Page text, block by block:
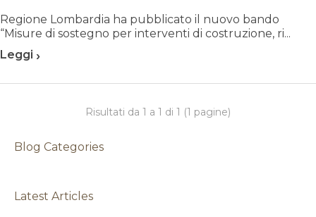
Regione Lombardia ha pubblicato il nuovo bando
“Misure di sostegno per interventi di costruzione, ri...
Leggi ›
Risultati da 1 a 1 di 1 (1 pagine)
Blog Categories
Latest Articles